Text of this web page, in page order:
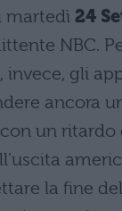
martedì 24
NBC.
invece, gli
ancora
un ritardo
la fine